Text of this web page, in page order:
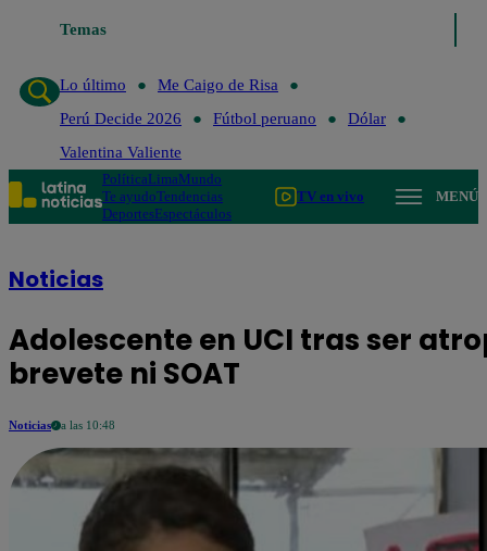
Temas
Lo último
Me Caigo de Risa
Perú Decide 2026
Fútbol peruano
Dólar
Valentina Valiente
PolíticaLimaMundo
Te ayudoTendencias
DeportesEspectáculos
TV en vivo MENÚ
Noticias
Adolescente en UCI tras ser
brevete ni SOAT
Noticias a las 10:48